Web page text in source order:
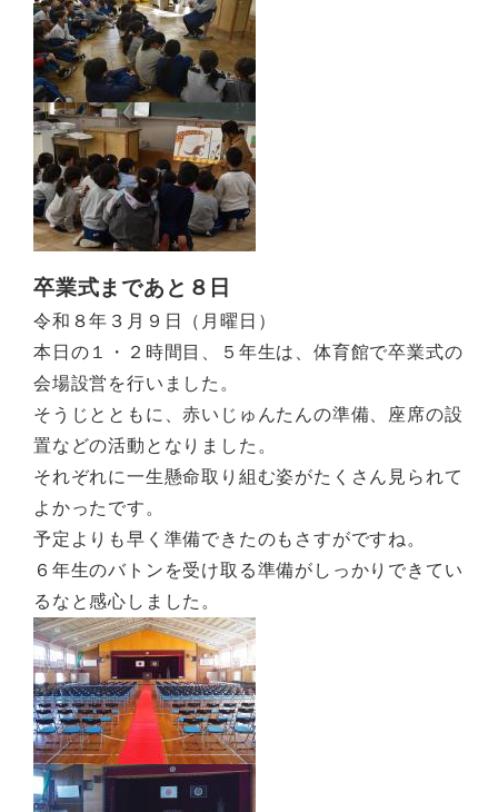
卒業式まであと８日
令和８年３月９日（月曜日）
本日の１・２時間目、５年生は、体育館で卒業式の
会場設営を行いました。
そうじとともに、赤いじゅんたんの準備、座席の設
置などの活動となりました。
それぞれに一生懸命取り組む姿がたくさん見られて
よかったです。
予定よりも早く準備できたのもさすがですね。
６年生のバトンを受け取る準備がしっかりできてい
るなと感心しました。